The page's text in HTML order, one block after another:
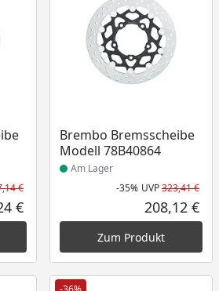
Rabatt in Prozent
Ursprünglicher Preis
€
Aktueller Preis
€
Brembo Bremsscheibe
Modell 78B40864
Produkt am Lager
Am Lager
-35% UVP323,41 €
208,12 €
Zum Produkt